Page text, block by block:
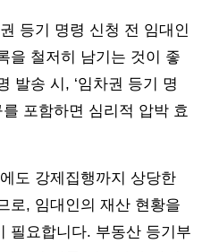
등기 명령 신청 전 임대인
을 철저히 남기는 것이 좋
발송 시, ‘임차권 등기 명
포함하면 심리적 압박 효
도 강제집행까지 상당한
로, 임대인의 재산 현황을
필요합니다. 부동산 등기부